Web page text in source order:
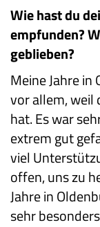
Wie hast du
empfunden?
geblieben?
Meine Jahre in
vor allem, weil
hat. Es war
extrem gut
viel
offen, uns zu
Jahre in
sehr